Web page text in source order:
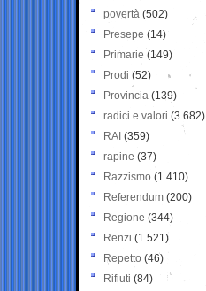
povertà (502)
Presepe (14)
Primarie (149)
Prodi (52)
Provincia (139)
radici e valori (3.682)
RAI (359)
rapine (37)
Razzismo (1.410)
Referendum (200)
Regione (344)
Renzi (1.521)
Repetto (46)
Rifiuti (84)